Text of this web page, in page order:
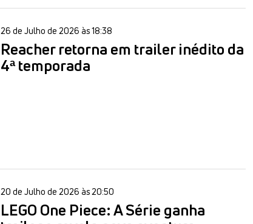
26 de Julho de 2026 às 18:38
Reacher retorna em trailer inédito da
4ª temporada
20 de Julho de 2026 às 20:50
LEGO One Piece: A Série ganha